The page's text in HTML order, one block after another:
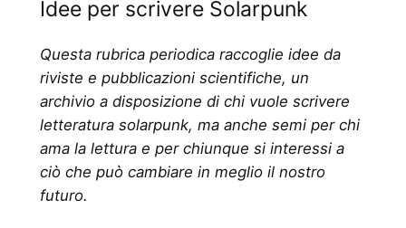
Idee per scrivere Solarpunk
Questa rubrica periodica raccoglie idee da
riviste e pubblicazioni scientifiche, un
archivio a disposizione di chi vuole scrivere
letteratura solarpunk, ma anche semi per chi
ama la lettura e per chiunque si interessi a
ciò che può cambiare in meglio il nostro
futuro.